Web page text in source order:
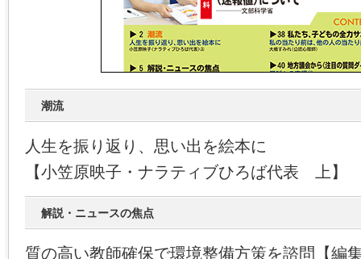
潮流
人生を振り返り、思い出を絵本に
【小笠原映子・ナラティブひろば代表 上】
解説・ニュースの焦点
質の高い教師確保で環境整備方策を諮問【編